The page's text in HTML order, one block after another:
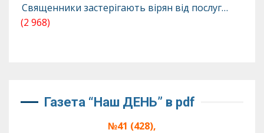
Священники застерігають вірян від послуг…
(2 968)
Газета “Наш ДЕНЬ” в pdf
№41 (428),